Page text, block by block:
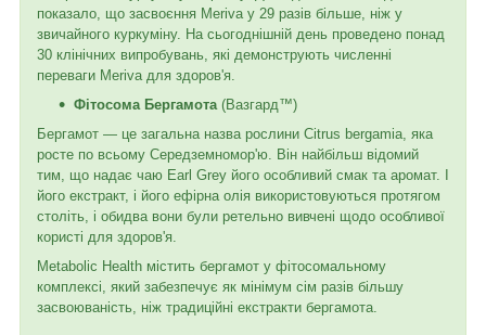
показало, що засвоєння Meriva у 29 разів більше, ніж у
звичайного куркуміну. На сьогоднішній день проведено понад
30 клінічних випробувань, які демонструють численні
переваги Meriva для здоров'я.
Фітосома Бергамота (Вазгард™)
Бергамот — це загальна назва рослини Citrus bergamia, яка
росте по всьому Середземномор'ю. Він найбільш відомий
тим, що надає чаю Earl Grey його особливий смак та аромат. І
його екстракт, і його ефірна олія використовуються протягом
століть, і обидва вони були ретельно вивчені щодо особливої ​​
користі для здоров'я.
Metabolic Health містить бергамот у фітосомальному
комплексі, який забезпечує як мінімум сім разів більшу
засвоюваність, ніж традиційні екстракти бергамота.